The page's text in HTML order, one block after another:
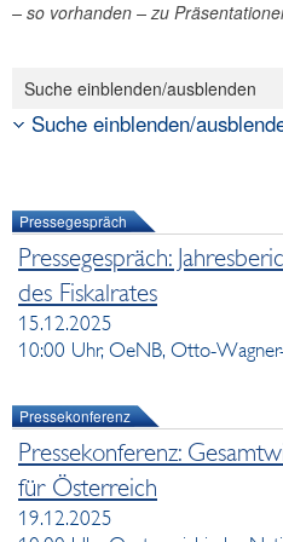
– so vorhanden – zu
Suche einblenden/ausblenden
Suche einblenden/
Pressegespräch
Pressegespräch:
des Fiskalrates
15.12.2025
10:00 Uhr, OeNB, Otto-
Pressekonferenz
Pressekonferenz:
für Österreich
19.12.2025